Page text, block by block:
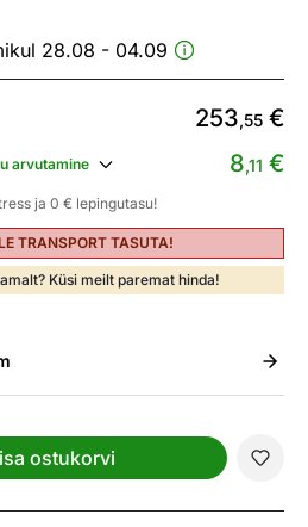
28.08 - 04.09
253,55 €
arvutamine 8,11 €
ja 0 € lepingutasu!
TRANSPORT TASUTA!
Küsi meilt paremat hinda!
ostukorvi